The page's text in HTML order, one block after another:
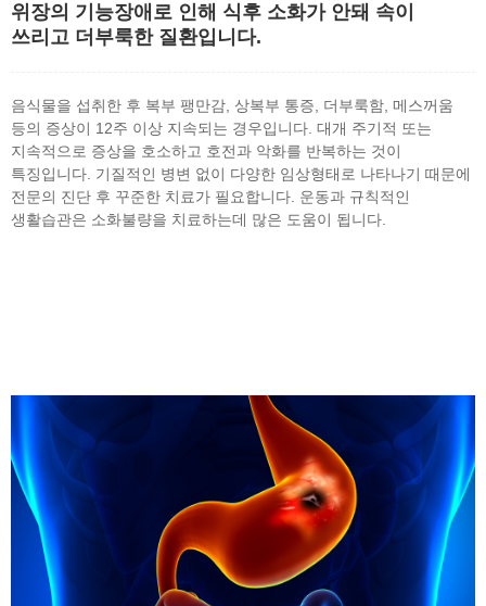
위장의 기능장애로 인해 식후 소화가 안돼 속이
쓰리고 더부룩한 질환입니다.
음식물을 섭취한 후 복부 팽만감, 상복부 통증, 더부룩함, 메스꺼움
등의 증상이 12주 이상 지속되는 경우입니다. 대개 주기적 또는
지속적으로 증상을 호소하고 호전과 악화를 반복하는 것이
특징입니다. 기질적인 병변 없이 다양한 임상형태로 나타나기 때문에
전문의 진단 후 꾸준한 치료가 필요합니다. 운동과 규칙적인
생활습관은 소화불량을 치료하는데 많은 도움이 됩니다.